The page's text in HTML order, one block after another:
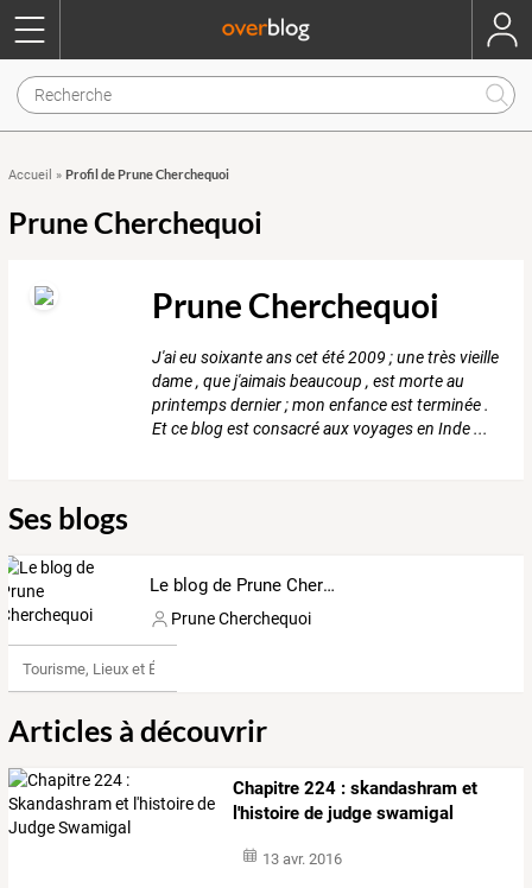
Accueil » Profil de Prune Cherchequoi
Prune Cherchequoi
Prune Cherchequoi
J'ai eu soixante ans cet été 2009 ; une très vieille
dame , que j'aimais beaucoup , est morte au
printemps dernier ; mon enfance est terminée .
Et ce blog est consacré aux voyages en Inde ...
Ses blogs
Le blog de Prune Cherchequoi
Prune Cherchequoi
Tourisme, Lieux et Événements
Articles à découvrir
Chapitre 224 : skandashram et
l'histoire de judge swamigal
13 avr. 2016